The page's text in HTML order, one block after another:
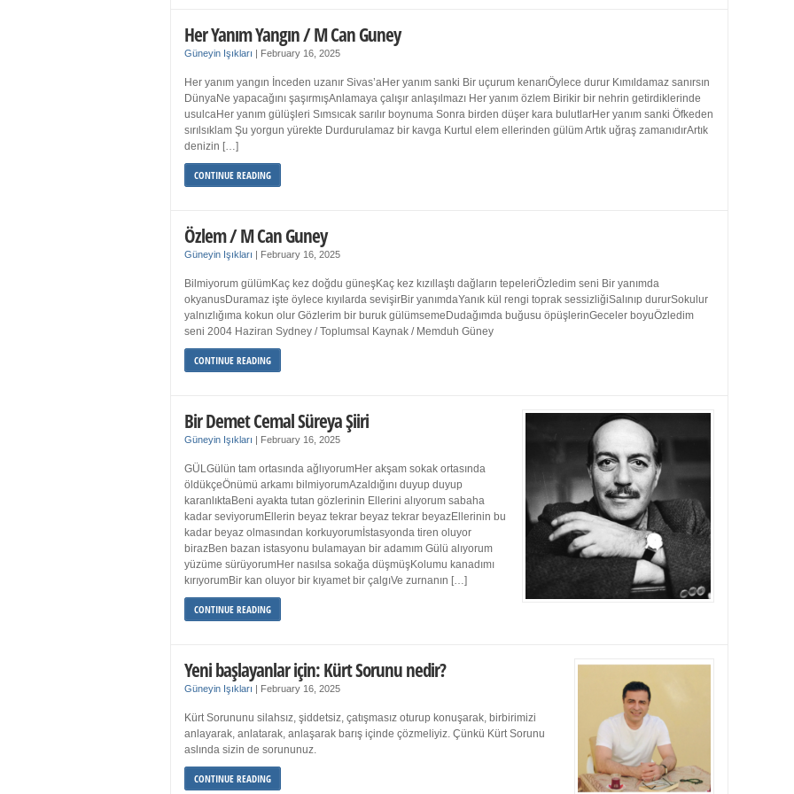
Her Yanım Yangın / M Can Guney
Güneyin Işıkları February 16, 2025
Her yanım yangın İnceden uzanır Sivas’aHer yanım sanki Bir uçurum kenarıÖylece durur Kımıldamaz sanırsın
DünyaNe yapacağını şaşırmışAnlamaya çalışır anlaşılmazı Her yanım özlem Birikir bir nehrin getirdiklerinde
usulcaHer yanım gülüşleri Sımsıcak sarılır boynuma Sonra birden düşer kara bulutlarHer yanım sanki Öfkeden
sırılsıklam Şu yorgun yürekte Durdurulamaz bir kavga Kurtul elem ellerinden gülüm Artık uğraş zamanıdırArtık
denizin […]
CONTINUE READING
Özlem / M Can Guney
Güneyin Işıkları February 16, 2025
Bilmiyorum gülümKaç kez doğdu güneşKaç kez kızıllaştı dağların tepeleriÖzledim seni Bir yanımda
okyanusDuramaz işte öylece kıyılarda sevişirBir yanımdaYanık kül rengi toprak sessizliğiSalınıp dururSokulur
yalnızlığıma kokun olur Gözlerim bir buruk gülümsemeDudağımda buğusu öpüşlerinGeceler boyuÖzledim
seni 2004 Haziran Sydney / Toplumsal Kaynak / Memduh Güney
CONTINUE READING
Bir Demet Cemal Süreya Şiiri
Güneyin Işıkları February 16, 2025
GÜLGülün tam ortasında ağlıyorumHer akşam sokak ortasında
öldükçeÖnümü arkamı bilmiyorumAzaldığını duyup duyup
karanlıktaBeni ayakta tutan gözlerinin Ellerini alıyorum sabaha
kadar seviyorumEllerin beyaz tekrar beyaz tekrar beyazEllerinin bu
kadar beyaz olmasından korkuyorumİstasyonda tiren oluyor
birazBen bazan istasyonu bulamayan bir adamım Gülü alıyorum
yüzüme sürüyorumHer nasılsa sokağa düşmüşKolumu kanadımı
kırıyorumBir kan oluyor bir kıyamet bir çalgıVe zurnanın […]
CONTINUE READING
Yeni başlayanlar için: Kürt Sorunu nedir?
Güneyin Işıkları February 16, 2025
Kürt Sorununu silahsız, şiddetsiz, çatışmasız oturup konuşarak, birbirimizi
anlayarak, anlatarak, anlaşarak barış içinde çözmeliyiz. Çünkü Kürt Sorunu
aslında sizin de sorununuz.
CONTINUE READING